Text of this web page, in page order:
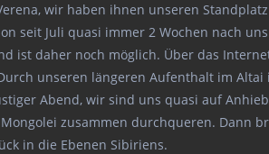
wir haben ihnen unseren
seit Juli quasi immer 2 Wochen nach
ist daher noch möglich. Über das
unseren längeren Aufenthalt im
Abend, wir sind uns quasi auf
zusammen durchqueren. Dann
in die Ebenen Sibiriens.